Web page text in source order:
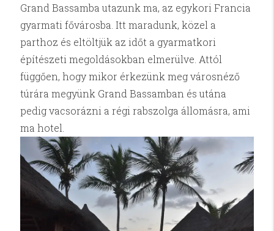
Grand Bassamba utazunk ma, az egykori Francia
gyarmati fővárosba. Itt maradunk, közel a
parthoz és eltöltjük az időt a gyarmatkori
építészeti megoldásokban elmerülve. Attól
függően, hogy mikor érkezünk meg városnéző
túrára megyünk Grand Bassamban és utána
pedig vacsorázni a régi rabszolga állomásra, ami
ma hotel.